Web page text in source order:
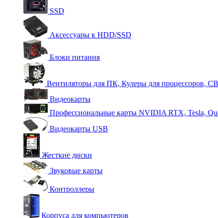
SSD
Аксессуары к HDD/SSD
Блоки питания
Вентиляторы для ПК, Кулеры для процессоров,
Видеокарты
Профессиональные карты NVIDIA RTX, Tesla,
Видеокарты USB
Жесткие диски
Звуковые карты
Контроллеры
Корпуса для компьютеров